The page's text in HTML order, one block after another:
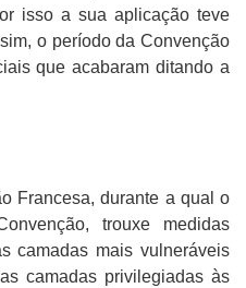
isso a sua aplicação teve
o período da Convenção
que acabaram ditando a
Francesa, durante a qual o
trouxe medidas
camadas mais vulneráveis
camadas privilegiadas às